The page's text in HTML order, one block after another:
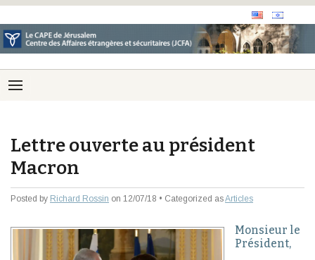
Lettre ouverte au président
Macron
Posted by Richard Rossin on 12/07/18 • Categorized asArticles
Monsieur le
Président,